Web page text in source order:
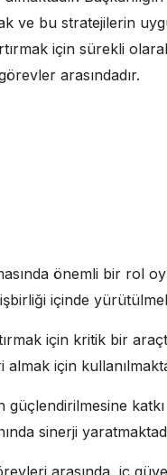
ve bu stratejilerin
için sürekli
arasındadır.
önemli bir rol
içinde
için kritik bir
için
sinerji
arasında, iç